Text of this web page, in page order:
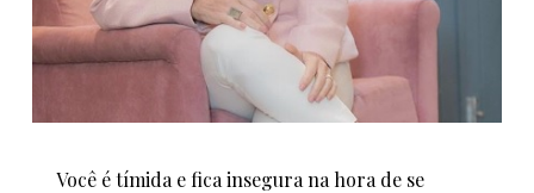
Você é tímida e fica insegura na hora de se